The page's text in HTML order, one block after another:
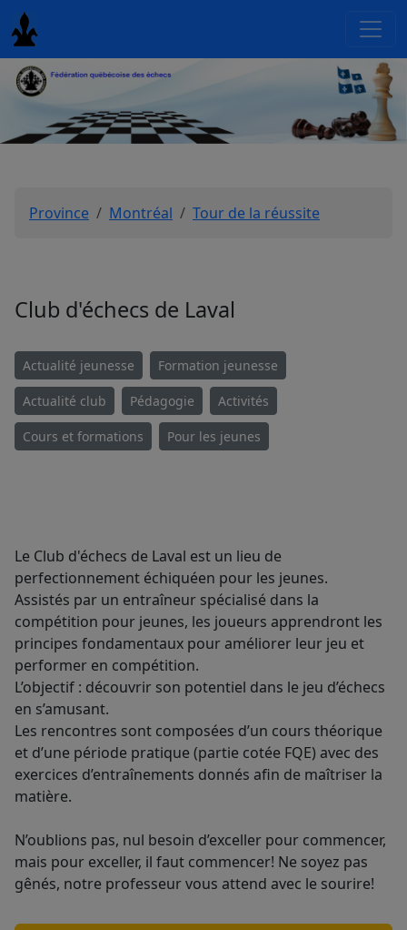
Province Montréal Tour de la réussite
Club d'échecs de Laval
Actualité jeunesse Formation jeunesse
Actualité club Pédagogie Activités
Cours et formations Pour les jeunes
​Le Club d'échecs de Laval est un lieu de
perfectionnement échiquéen pour les jeunes.
Assistés par un entraîneur spécialisé dans la
compétition pour jeunes, les joueurs apprendront les
principes fondamentaux pour améliorer leur jeu et
performer en compétition.
L’objectif : découvrir son potentiel dans le jeu d’échecs
en s’amusant.
Les rencontres sont composées d’un cours théorique
et d’une période pratique (partie cotée FQE) avec des
exercices d’entraînements donnés afin de maîtriser la
matière.
N’oublions pas, nul besoin d’exceller pour commencer,
mais pour exceller, il faut commencer! Ne soyez pas
gênés, notre professeur vous attend avec le sourire!